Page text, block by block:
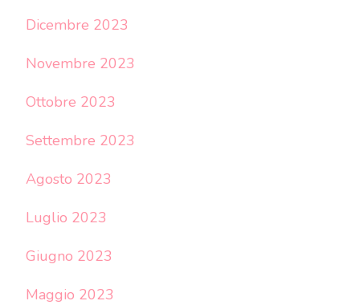
Dicembre 2023
Novembre 2023
Ottobre 2023
Settembre 2023
Agosto 2023
Luglio 2023
Giugno 2023
Maggio 2023